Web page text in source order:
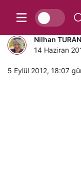
NE İŞ
Nilhan TURAN
14 Haziran
5 Eylül 2012, 18:07